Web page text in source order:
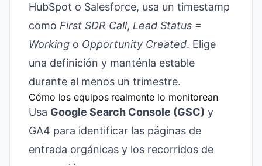
HubSpot o Salesforce, usa un timestamp
como First SDR Call, Lead Status =
Working o Opportunity Created. Elige
una definición y manténla estable
durante al menos un trimestre.
Cómo los equipos realmente lo monitorean
Usa Google Search Console (GSC) y
GA4 para identificar las páginas de
entrada orgánicas y los recorridos de